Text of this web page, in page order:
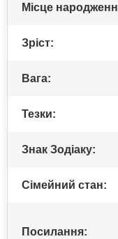
Місце
Зріст:
Вага:
Тезки:
Знак Зодіаку:
Сімейний стан:
Посилання: